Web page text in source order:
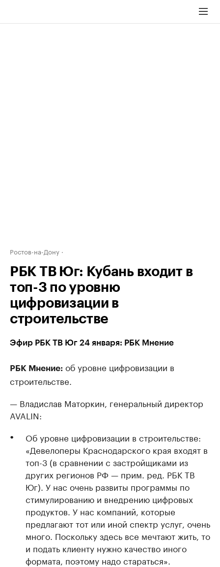
Ростов-на-Дону
РБК ТВ Юг: Кубань входит в
топ-3 по уровню
цифровизации в
строительстве
Эфир РБК ТВ Юг 24 января: РБК Мнение
РБК Мнение: об уровне цифровизации в
строительстве.
— Владислав Маторкин, генеральный директор
AVALIN:
Об уровне цифровизации в строительстве:
«Девелоперы Краснодарского края входят в
топ-3 (в сравнении с застройщиками из
других регионов РФ — прим. ред. РБК ТВ
Юг). У нас очень развиты программы по
стимулированию и внедрению цифровых
продуктов. У нас компаний, которые
предлагают тот или иной спектр услуг, очень
много. Поскольку здесь все мечтают жить, то
и подать клиенту нужно качество иного
формата, поэтому надо стараться».